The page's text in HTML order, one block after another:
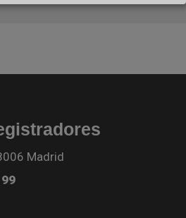
Madrid